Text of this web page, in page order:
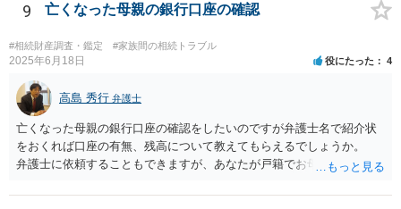
9 亡くなった母親の銀行口座の確認
#相続財産調査・鑑定 #家族間の相続トラブル
2025年6月18日 役にたった 4
高島 秀行 弁護士
亡くなった母親の銀行口座の確認をしたいのですが弁護士名で紹介状
をおくれば口座の有無、残高について教えてもらえるでしょうか。
弁護士に依頼することもできますが、あなたが戸籍でお母さんの相続
高は教えてくれると思います。 自分ではよくわからないということ